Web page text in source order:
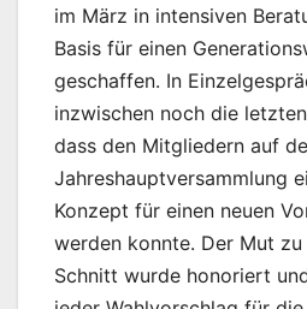
im März in intensiven
Basis für einen
geschaffen. In
inzwischen noch die
dass den Mitgliedern auf
Jahreshauptversammlung
Konzept für einen neuen
werden konnte. Der Mut
Schnitt wurde honoriert